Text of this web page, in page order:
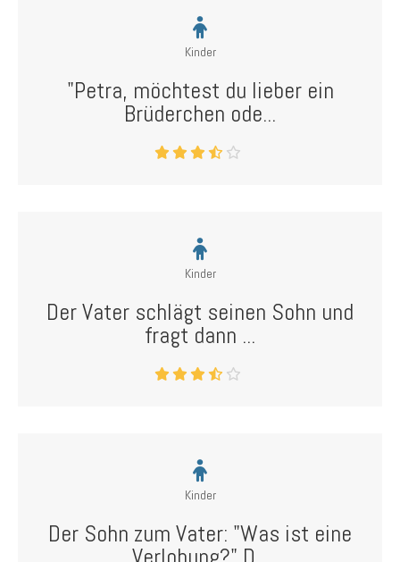
Kinder
"Petra, möchtest du lieber ein
Brüderchen ode...
Kinder
Der Vater schlägt seinen Sohn und
fragt dann ...
Kinder
Der Sohn zum Vater: "Was ist eine